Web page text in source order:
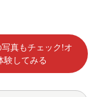
真もチェック!オ
験してみる